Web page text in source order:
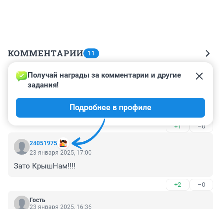
КОММЕНТАРИИ 11
Гость
24 января 2025, 01:14
Пусть запад теперь попробует прожить без нашего
+1 –0
24051975
Получай награды за комментарии и другие
задания!
Подробнее в профиле
23 января 2025, 17:00
Зато КрышНам!!!!
+2 –0
Гость
23 января 2025, 16:36